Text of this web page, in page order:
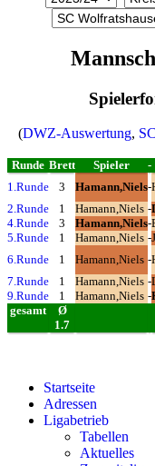
(DWZ-Auswertung,
Runde Brett Spieler -
1.Runde
3 Hamann,Niels-
2.Runde
1 Hamann,Niels -
4.Runde
3 Hamann,Niels-
5.Runde
1 Hamann,Niels -
6.Runde
1 Hamann,Niels -
7.Runde
1 Hamann,Niels -
9.Runde
1 Hamann,Niels -
gesamt
Ø
1.7
Startseite
Adressen
Ligabetrieb
Tabellen
Aktuelles